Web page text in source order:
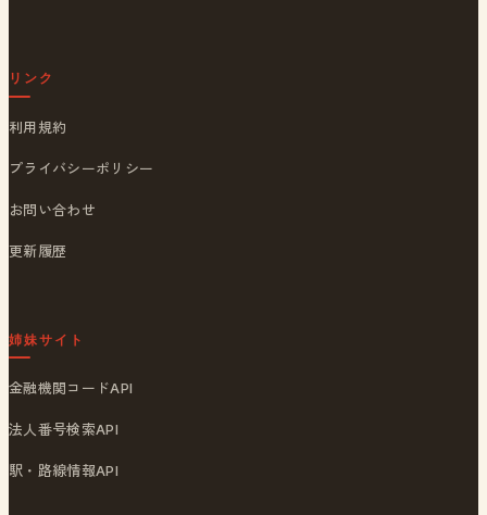
リンク
利用規約
プライバシーポリシー
お問い合わせ
更新履歴
姉妹サイト
金融機関コードAPI
法人番号検索API
駅・路線情報API